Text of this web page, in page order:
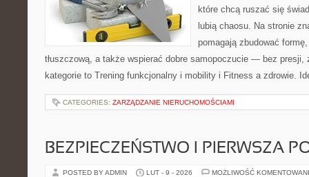
które chcą ruszać się
lubią chaosu. Na stronie
pomagają zbudować
tłuszczową, a także wspierać dobre samopoczucie — bez presji,
kategorie to Trening funkcjonalny i mobility i Fitness a zdrowie.
CATEGORIES: ZARZĄDZANIE NIERUCHOMOŚCIAMI
BEZPIECZEŃSTWO I PIERWSZA
POSTED BY ADMIN LUT - 9 - 2026 MOŻLIWOŚĆ